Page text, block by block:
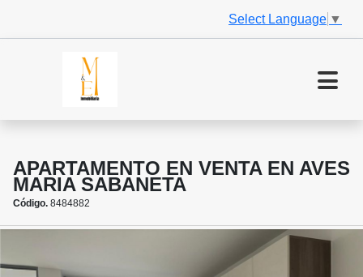
Select Language ▼
APARTAMENTO EN VENTA EN AVES
MARIA SABANETA
Código. 8484882